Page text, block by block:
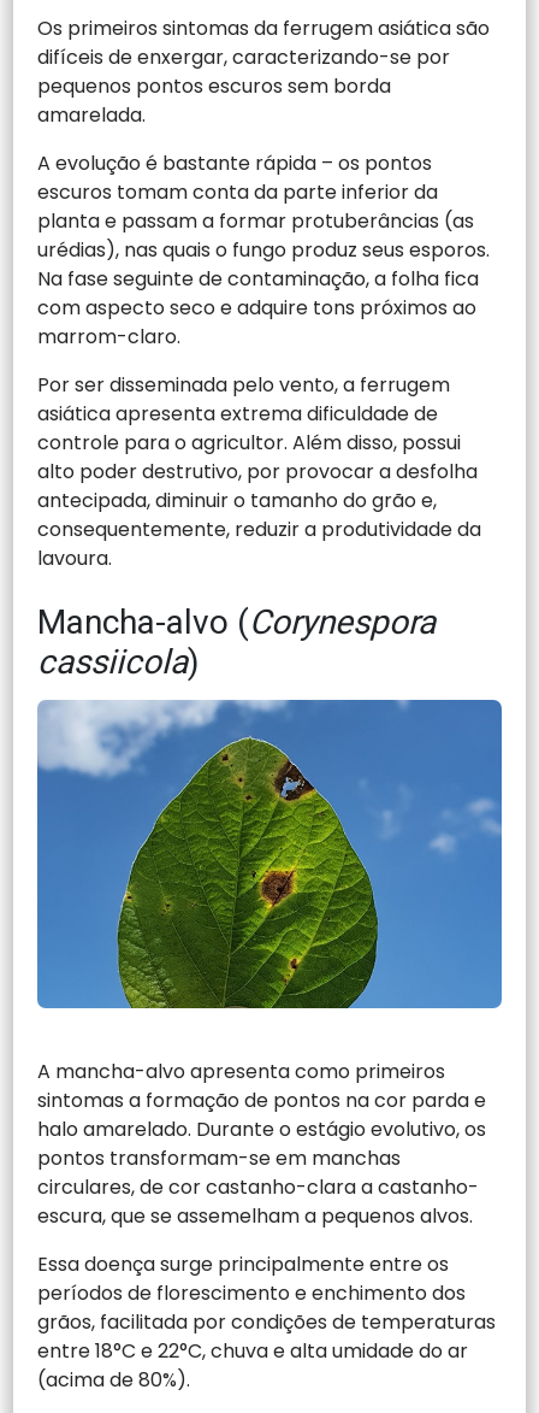
Os primeiros sintomas da ferrugem asiática são
difíceis de enxergar, caracterizando-se por
pequenos pontos escuros sem borda
amarelada.
A evolução é bastante rápida – os pontos
escuros tomam conta da parte inferior da
planta e passam a formar protuberâncias (as
urédias), nas quais o fungo produz seus esporos.
Na fase seguinte de contaminação, a folha fica
com aspecto seco e adquire tons próximos ao
marrom-claro.
Por ser disseminada pelo vento, a ferrugem
asiática apresenta extrema dificuldade de
controle para o agricultor. Além disso, possui
alto poder destrutivo, por provocar a desfolha
antecipada, diminuir o tamanho do grão e,
consequentemente, reduzir a produtividade da
lavoura.
Mancha-alvo (Corynespora
cassiicola)
A mancha-alvo apresenta como primeiros
sintomas a formação de pontos na cor parda e
halo amarelado. Durante o estágio evolutivo, os
pontos transformam-se em manchas
circulares, de cor castanho-clara a castanho-
escura, que se assemelham a pequenos alvos.
Essa doença surge principalmente entre os
períodos de florescimento e enchimento dos
grãos, facilitada por condições de temperaturas
entre 18°C e 22°C, chuva e alta umidade do ar
(acima de 80%).